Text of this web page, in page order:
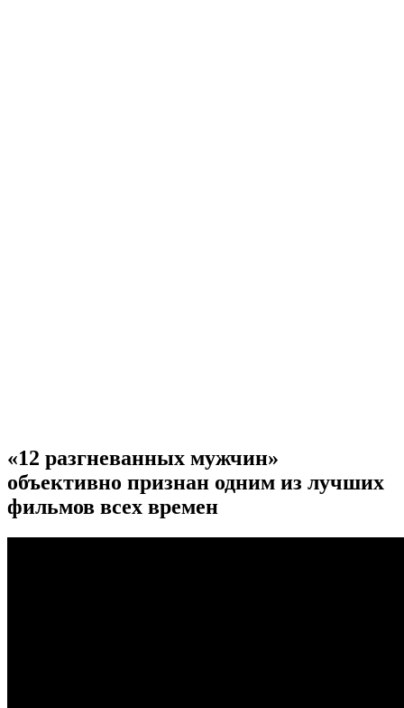
«12 разгневанных мужчин»
объективно признан одним из лучших
фильмов всех времен